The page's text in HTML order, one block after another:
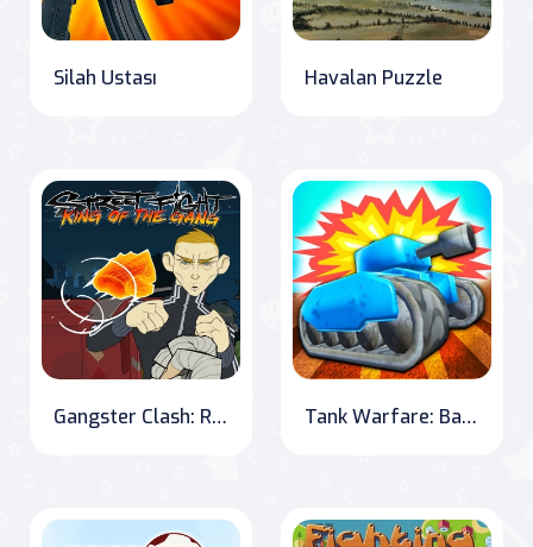
Silah Ustası Havalan Puzzle
Gangster Clash: Rise to Power Tank Warfare: Battle for Victory